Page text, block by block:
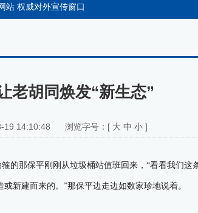
站 权威对外宣传窗口
老胡同焕发“新生态”
19 14:10:48 浏览字号：[ 大 中 小 ]
那保平刚刚从垃圾桶站值班回来，“看看我们这
新建而来的。”那保平边走边如数家珍地说着。